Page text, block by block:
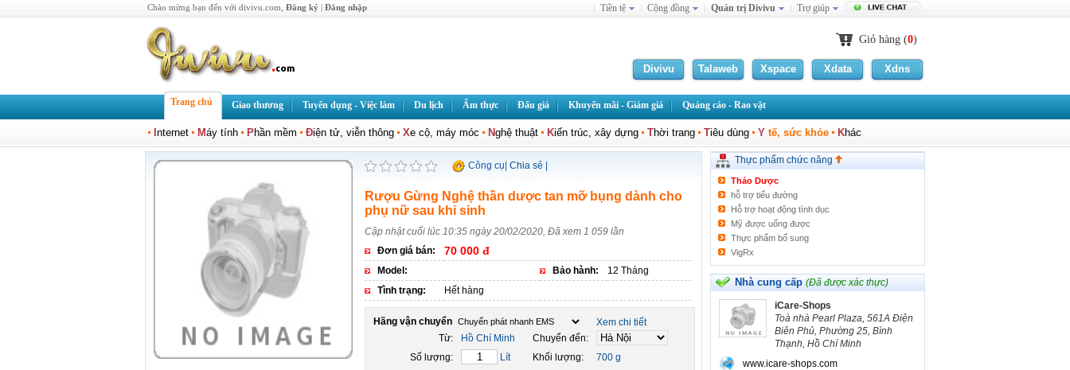
Chào mừng bạn đến với divivu.com, Đăng ký | Đăng nhập Tiền tệ Cộng đồng Quản trị Divivu Trợ giúp
Giỏ hàng (0)
Divivu Talaweb Xspace Xdata Xdns
Trang chủ Giao thương Tuyển dụng - Việc làm Du lịch Ẩm thực Đấu giá Khuyến mãi - Giảm giá Quảng cáo - Rao vặt
nternet Máy tính Phần mềm Điện tử, viễn thông Xe cộ, máy móc Nghệ thuật Kiến trúc, xây dựng Thời trang Tiêu dùng Y tế, sức khỏe Khác
Chia sẻ
Công cụ
Rượu Gừng Nghệ thần dược tan mỡ bụng dành cho
phụ nữ sau khi sinh
Cập nhật cuối lúc 10:35 ngày 20/02/2020, Đã xem 1 059 lần
Đơn giá bán:
70 000 đ
Model: Bảo hành:
12 Tháng
Tình trạng:
Hết hàng
Hãng vận chuyển
Xem chi tiết
Từ:
Hồ Chí Minh
Chuyển đến:
Số lượng:
Lít Khối lượng:
700 g
Thực phẩm chức năng
hỗ trợ tăng cân và giảm cân
hỗ trợ sinh lý
hỗ trợ tiêu hóa
Thảo Dược
hỗ trợ tiểu đường
Hỗ trợ hoạt động tình dục
Mỹ được uống được
Thực phẩm bổ sung
VigRx
Tan mỡ săn chắc da
Đặc trị gân tay xanh
Nhà cung cấp (Đã được xác thực)
iCare-Shops
Toà nhà Pearl Plaza, 561A Điện
Biên Phủ, Phường 25, Bình
Thạnh, Hồ Chí Minh
www.icare-shops.com